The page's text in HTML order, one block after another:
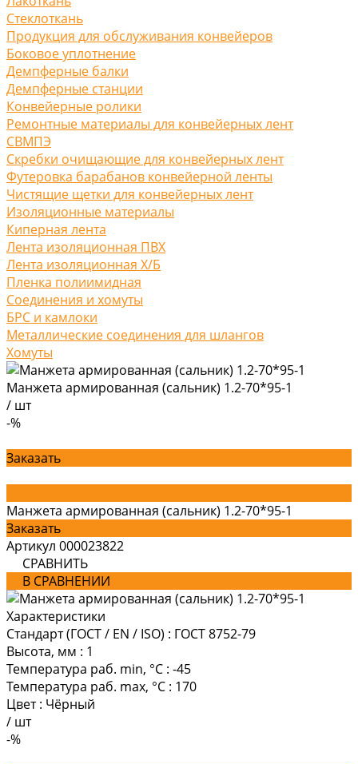
Стеклоткань
Продукция для обслуживания конвейеров
Боковое уплотнение
Демпферные балки
Демпферные станции
Конвейерные ролики
Ремонтные материалы для конвейерных лент
СВМПЭ
Скребки очищающие для конвейерных лент
Футеровка барабанов конвейерной ленты
Чистящие щетки для конвейерных лент
Изоляционные материалы
Киперная лента
Лента изоляционная ПВХ
Лента изоляционная Х/Б
Пленка полиимидная
Соединения и хомуты
БРС и камлоки
Металлические соединения для шлангов
Хомуты
Манжета армированная (сальник) 1.2-70*95-1
/ шт
-%
Заказать
Манжета армированная (сальник) 1.2-70*95-1
Заказать
Артикул 000023822
СРАВНИТЬ
В СРАВНЕНИИ
Характеристики
Стандарт (ГОСТ / EN / ISO) : ГОСТ 8752-79
Высота, мм : 1
Температура раб. min, °C : -45
Температура раб. max, °C : 170
Цвет : Чёрный
/ шт
-%